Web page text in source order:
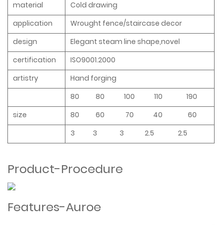
material
Cold drawing
application
Wrought fence/staircase decor
design
Elegant steam line shape,novel
certification
ISO9001.2000
artistry
Hand forging
80 80 100 110 190
size
80 60 70 40 60
3 3 3 2.5 2.5
Product-Procedure
Features-Auroe